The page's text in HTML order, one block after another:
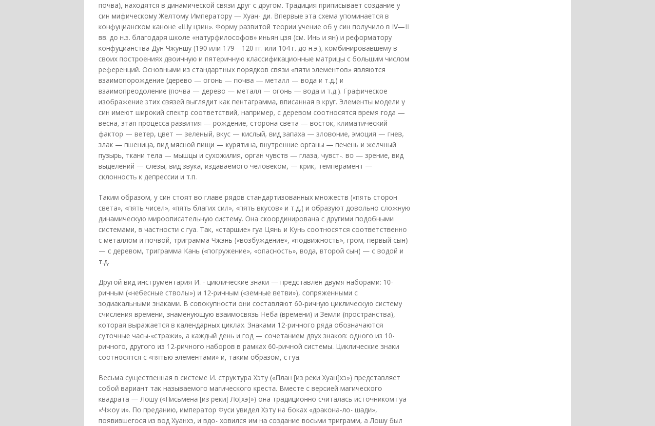
почва), находятся в динамической связи друг с другом. Традиция приписывает создание у
син мифическому Желтому Императору — Хуан- ди. Впервые эта схема упоминается в
конфуцианском каноне «Шу цзин». Форму развитой теории учение об у син получило в IV—II
вв. до н.э. благодаря школе «натурфилософов» иньян цзя (см. Инь и ян) и реформатору
конфуцианства Дун Чжуншу (190 или 179—120 гг. или 104 г. до н.э.), комбинировавшему в
своих построениях двоичную и пятеричную классификационные матрицы с большим числом
референций. Основными из стандартных порядков связи «пяти элементов» являются
взаимопорождение (дерево — огонь — почва — металл — вода и т.д.) и
взаимопреодоление (почва — дерево — металл — огонь — вода и т.д.). Графическое
изображение этих связей выглядит как пентаграмма, вписанная в круг. Элементы модели у
син имеют широкий спектр соответствий, например, с деревом соотносятся время года —
весна, этап процесса развития — рождение, сторона света — восток, климатический
фактор — ветер, цвет — зеленый, вкус — кислый, вид запаха — зловоние, эмоция — гнев,
злак — пшеница, вид мясной пищи — курятина, внутренние органы — печень и желчный
пузырь, ткани тела — мышцы и сухожилия, орган чувств — глаза, чувст-. во — зрение, вид
выделений — слезы, вид звука, издаваемого человеком, — крик, темперамент —
склонность к депрессии и т.п.
Таким образом, у син стоят во главе рядов стандартизованных множеств («пять сторон
света», «пять чисел», «пять благих сил», «пять вкусов» и т.д.) и образуют довольно сложную
динамическую мироописательную систему. Она скоординирована с другими подобными
системами, в частности с гуа. Так, «старшие» гуа Цянь и Кунь соотносятся соответственно
с металлом и почвой, триграмма Чжэнь («возбуждение», «подвижность», гром, первый сын)
— с деревом, триграмма Кань («погружение», «опасность», вода, второй сын) — с водой и
т.д.
Другой вид инструментария И. - циклические знаки — представлен двумя наборами: 10-
ричным («небесные стволы») и 12-ричным («земные ветви»), сопряженными с
зодиакальными знаками. В совокупности они составляют 60-ричную циклическую систему
счисления времени, знаменующую взаимосвязь Неба (времени) и Земли (пространства),
которая выражается в календарных циклах. Знаками 12-ричного ряда обозначаются
суточные часы-«стражи», а каждый день и год — сочетанием двух знаков: одного из 10-
ричного, другого из 12-ричного наборов в рамках 60-ричной системы. Циклические знаки
соотносятся с «пятью элементами» и, таким образом, с гуа.
Весьма существенная в системе И. структура Хэту («План [из реки Хуан]хэ») представляет
собой вариант так называемого магического креста. Вместе с версией магического
квадрата — Лошу («Письмена [из реки] Ло[хэ]») она традиционно считалась источником гуа
«Чжоу и». По преданию, император Фуси увидел Хэту на боках «дракона-ло- шади»,
появившегося из вод Хуанхэ, и вдо- ховился им на создание восьми триграмм, а Лошу был